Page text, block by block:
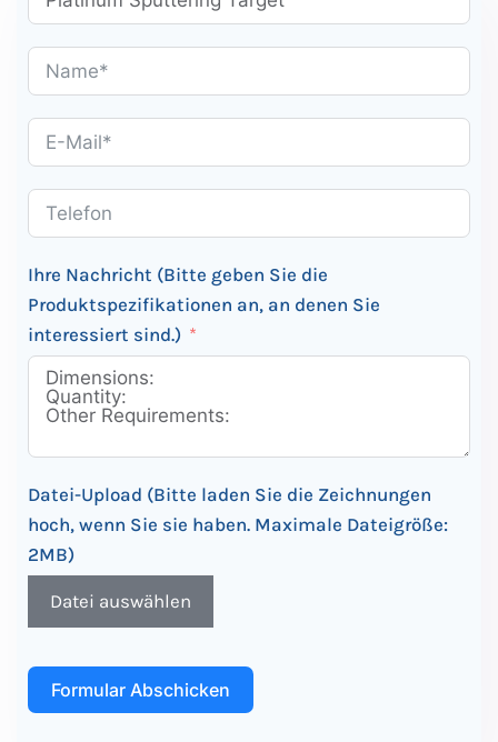
Ihre Nachricht (Bitte geben Sie die
Produktspezifikationen an, an denen Sie
interessiert sind.)
Datei-Upload (Bitte laden Sie die Zeichnungen
hoch, wenn Sie sie haben. Maximale Dateigröße:
2MB)
Datei auswählen
Formular Abschicken